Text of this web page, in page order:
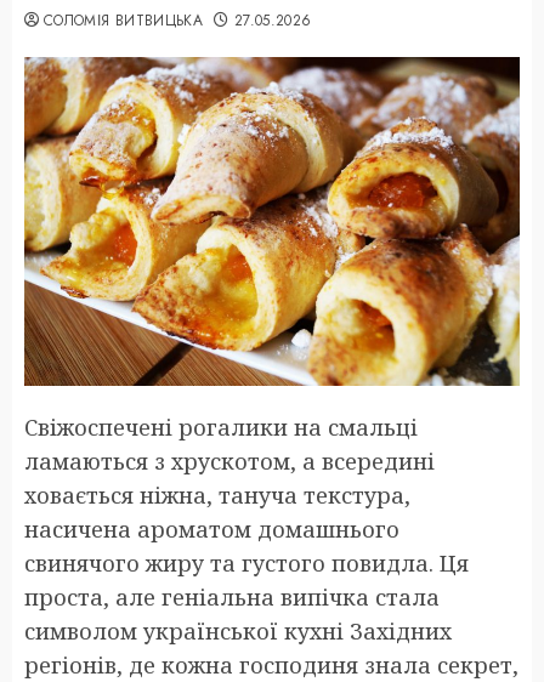
СОЛОМІЯ ВИТВИЦЬКА 27.05.2026
Свіжоспечені рогалики на смальці
ламаються з хрускотом, а всередині
ховається ніжна, тануча текстура,
насичена ароматом домашнього
свинячого жиру та густого повидла. Ця
проста, але геніальна випічка стала
символом української кухні Західних
регіонів, де кожна господиня знала секрет,